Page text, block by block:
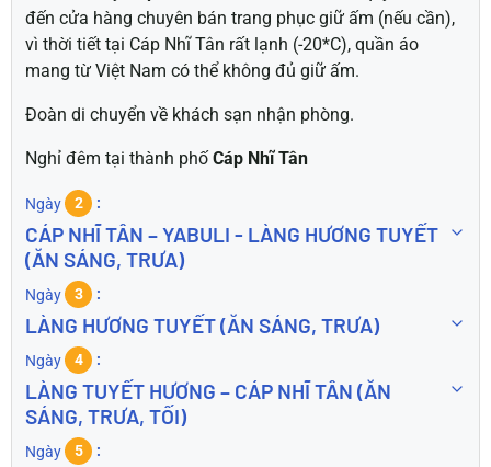
đến cửa hàng chuyên bán trang phục giữ ấm (nếu cần),
vì thời tiết tại Cáp Nhĩ Tân rất lạnh (-20*C), quần áo
mang từ Việt Nam có thể không đủ giữ ấm.
Đoàn di chuyển về khách sạn nhận phòng.
Nghỉ đêm tại thành phốCáp Nhĩ Tân
Ngày 2
CÁP NHĨ TÂN – YABULI - LÀNG HƯƠNG TUYẾT
(ĂN SÁNG, TRƯA)
Ngày 3
LÀNG HƯƠNG TUYẾT (ĂN SÁNG, TRƯA)
Ngày 4
LÀNG TUYẾT HƯƠNG – CÁP NHĨ TÂN (ĂN
SÁNG, TRƯA, TỐI)
Ngày 5